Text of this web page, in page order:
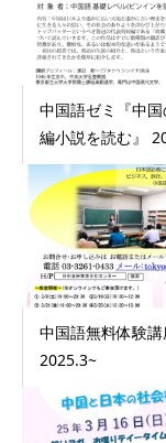
中国語ゼミ『中
編小説を読む』
中国語無料体験
2025.3~